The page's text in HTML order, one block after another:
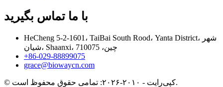
با ما تماس بگیرید
HeCheng 5-2-1601، TaiBai South Rood، Yanta District، شهر
شیان، Shaanxi، چین، 710075
‎+86-029-88899075‎
grace@biowaycn.com
© کپی‌رایت - ۲۰۱۰-۲۰۲۶: تمامی حقوق محفوظ است.